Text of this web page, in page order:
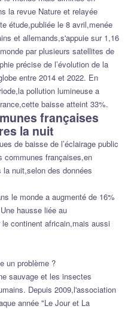
la revue Nature et relayée
étude,publiée le 8 avril,menée
et allemands,s'appuie sur 1,16
par plusieurs satellites de
précise de l’évolution de la
entre 2014 et 2022. En
pollution lumineuse a
baisse atteint 33%.
françaises
la nuit
de baisse de l’éclairage public
communes françaises,en
la nuit,selon des données
le monde a augmenté de 16%
hausse liée au
continent africain,mais aussi
un problème ?
sauvage et les insectes
Depuis 2009,l'association
année "Le Jour et La